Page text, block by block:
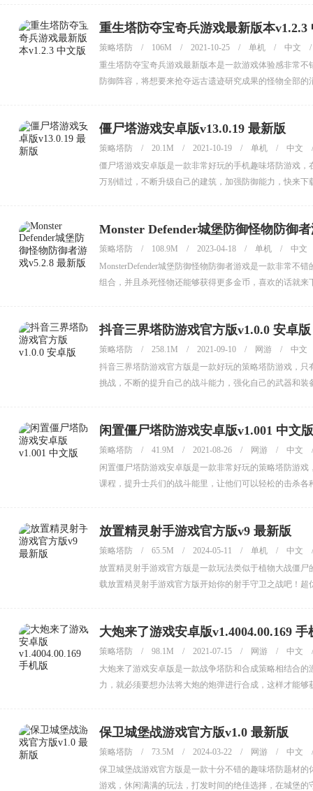
重生塔防夺宝奇兵游戏最新版本v1.2.3
策略塔防 / 106M / 2021-10-25 / 单机 / 中文
/
重生塔防夺宝奇兵游戏最新版本是一款游戏体验感非常
防御阵容，将想要来抢夺远古遗迹研究成果的怪物全部
僵尸塔游戏安卓版v13.0.19 最新版
策略塔防 / 20.1M / 2021-10-19 / 单机 / 中文
/
僵尸塔游戏安卓版是一款非常好玩的手机趣味塔防游戏
万别错过，不断升级自己的建筑，加强防御能力，快来下
Monster Defender城堡防御怪物防御
策略塔防 / 108.9M / 2023-04-18 / 单机 /
中文
MonsterDefender城堡防御怪物防御者游戏是一款非常不
组合，并且杀死怪物还能够获得更多金币，喜欢的话就来
抖音三界塔防游戏官方版v1.0.0 安卓版
策略塔防 / 258.1M / 2021-09-10 / 网游 /
中文
抖音三界塔防游戏官方版是一款好玩的策略塔防游戏，
挑战，不断的提升自己的战斗能力，强化自己的武器和
闲置僵尸塔防游戏安卓版v1.001 中文版
策略塔防 / 41.9M / 2021-08-26 / 网游 / 中文
/
闲置僵尸塔防游戏安卓版是一款非常好玩的策略塔防游
课程，提升士兵们的战斗能里，让他们可以轻松的击杀
放置精灵射手游戏官方版v9 最新版
策略塔防 / 65.5M / 2024-05-11 / 单机 / 中文
/
放置精灵射手游戏官方版是一款玩法类似于植物大战僵
载放置精灵射手游戏官方版开始你的射手守卫之战吧！
大炮来了游戏安卓版v1.4004.00.169 手
策略塔防 / 98.1M / 2021-07-15 / 网游 / 中文
/
大炮来了游戏安卓版是一款战争塔防和合成策略相结合
力，就必须要想办法将大炮的炮弹进行合成，这样才能
保卫城堡战游戏官方版v1.0 最新版
策略塔防 / 73.5M / 2024-03-22 / 网游 / 中文
/
保卫城堡战游戏官方版是一款十分不错的趣味塔防题材
游戏，休闲满满的玩法，打发时间的绝佳选择，在城堡